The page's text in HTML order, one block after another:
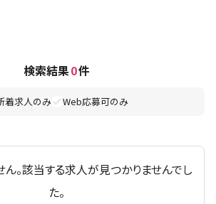
検索結果0件
着求人のみ Web応募可のみ
。該当する求人が見つかりませんでし
た。